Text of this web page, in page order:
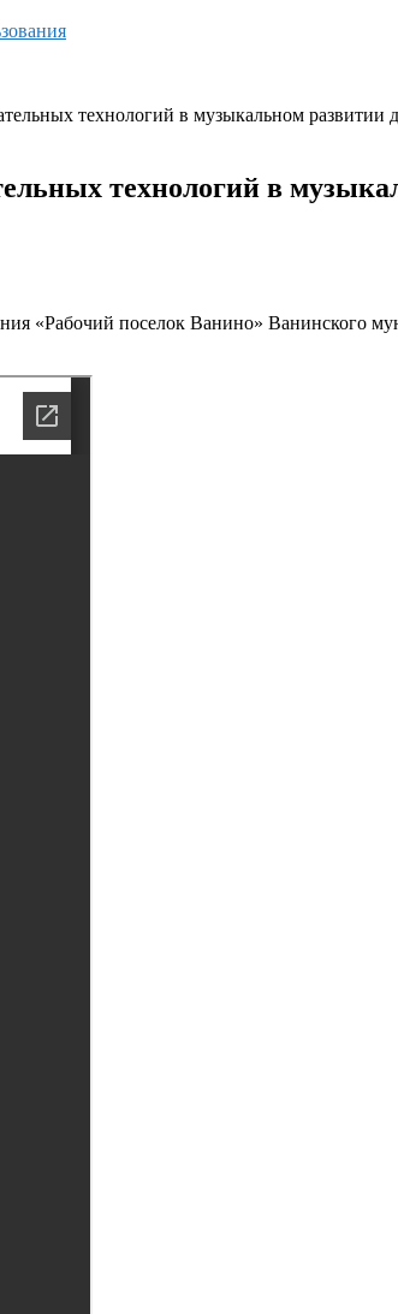
технологий в музыкальном развитии
технологий в
«Рабочий поселок Ванино» Ванинского